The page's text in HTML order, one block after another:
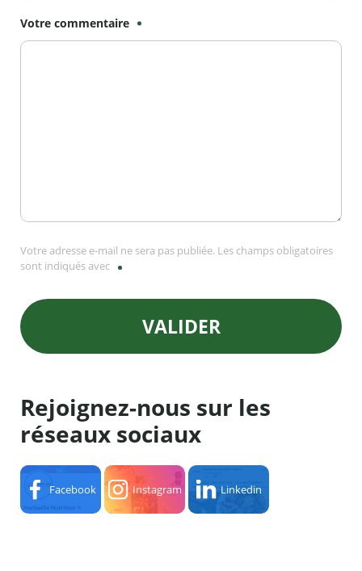
Votre commentaire
Votre adresse e-mail ne sera pas publiée. Les champs obligatoires
sont indiqués avec
VALIDER
Rejoignez-nous sur les
réseaux sociaux
Facebook Instagram Linkedin